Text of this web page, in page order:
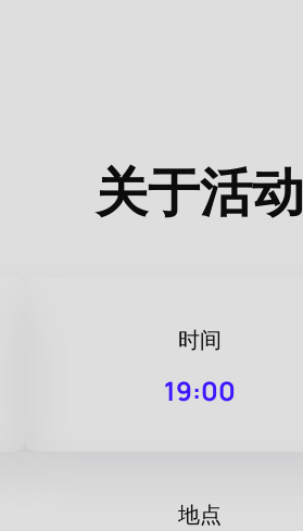
关于活动
时间
19:00
地点